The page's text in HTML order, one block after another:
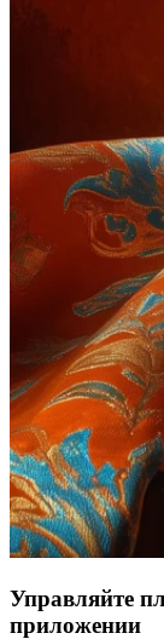
Управляйте
приложении